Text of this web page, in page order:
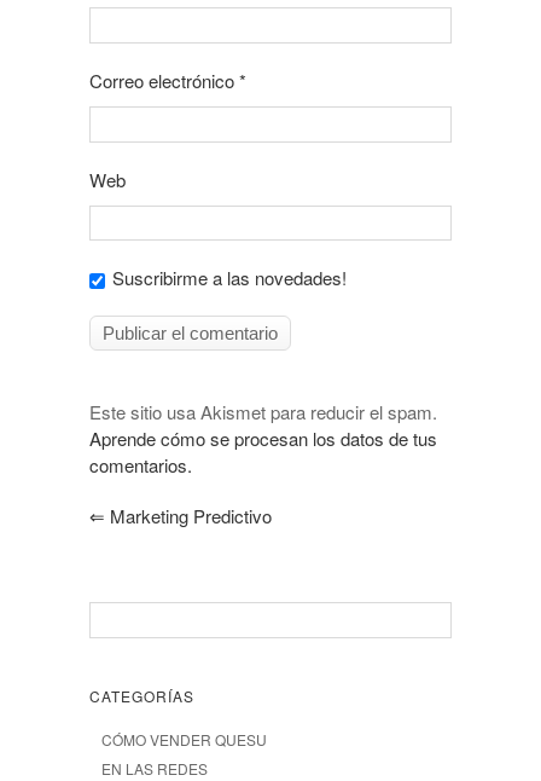
Correo electrónico*
Web
Suscribirme a las novedades!
Este sitio usa Akismet para reducir el spam.
Aprende cómo se procesan los datos de tus
comentarios.
⇐ Marketing Predictivo
CATEGORÍAS
CÓMO VENDER QUESU
EN LAS REDES